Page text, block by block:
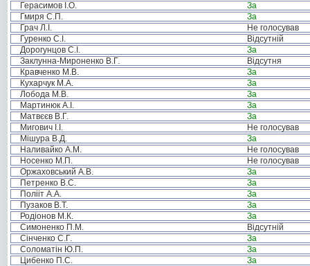
Герасимов І.О.
За
Гмиря С.П.
За
Грач Л.І.
Не голосував
Гуренко С.І.
Відсутній
Дорогунцов С.І.
За
Заклунна-Мироненко В.Г.
Відсутня
Кравченко М.В.
За
Кухарчук М.А.
За
Лобода М.В.
За
Мартинюк А.І.
За
Матвєєв В.Г.
За
Мигович І.І.
Не голосував
Мішура В.Д.
За
Наливайко А.М.
Не голосував
Носенко М.П.
Не голосував
Оржаховський А.В.
За
Петренко В.С.
За
Полііт А.А.
За
Пузаков В.Т.
За
Родіонов М.К.
За
Симоненко П.М.
Відсутній
Сінченко С.Г.
За
Соломатін Ю.П.
За
Цибенко П.С.
За